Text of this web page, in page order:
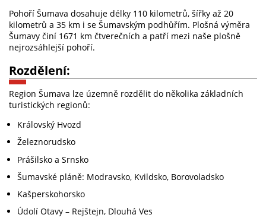
Pohoří Šumava dosahuje délky 110 kilometrů, šířky až 20
kilometrů a 35 km i se Šumavským podhůřím. Plošná výměra
Šumavy činí 1671 km čtverečních a patří mezi naše plošně
nejrozsáhlejší pohoří.
Rozdělení:
Region Šumava lze územně rozdělit do několika základních
turistických regionů:
Královský Hvozd
Železnorudsko
Prášilsko a Srnsko
Šumavské pláně: Modravsko, Kvildsko, Borovoladsko
Kašperskohorsko
Údolí Otavy – Rejštejn, Dlouhá Ves